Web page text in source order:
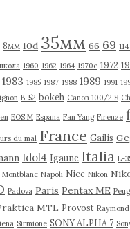
8мм 10d 35мм 66 69
1960 1962 1964 1970е 1972
1983 1985 1987 1988 1989 1991
B-52 bokeh Canon 100/2.8
EOS M Espana Fan Yang Firenze
du mal France Gailis
Idol4 Igaune Italia L-
Montblanc Napoli Nice Nikon
Padova Paris Pentax ME
MTL Provost
Sirmione SONY ALPHA 7